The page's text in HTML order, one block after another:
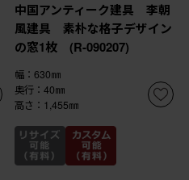
中国アンティーク建具 李朝
風建具 素朴な格子デザイン
の窓1枚 (R-090207)
幅：630㎜
奥行：40㎜
高さ：1,455㎜